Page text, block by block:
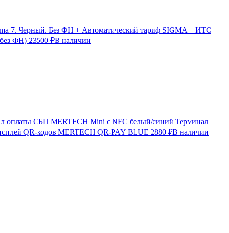
7. Черный. Без ФН + Автоматический тариф SIGMA + ИТС
ФН) 23500 ₽В наличии
Терминал
QR-кодов MERTECH QR-PAY BLUE 2880 ₽В наличии